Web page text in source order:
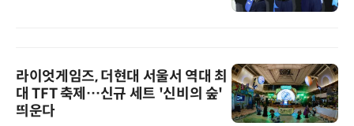
라이엇게임즈, 더현대 서울서 역대 최
대 TFT 축제…신규 세트 '신비의 숲'
띄운다